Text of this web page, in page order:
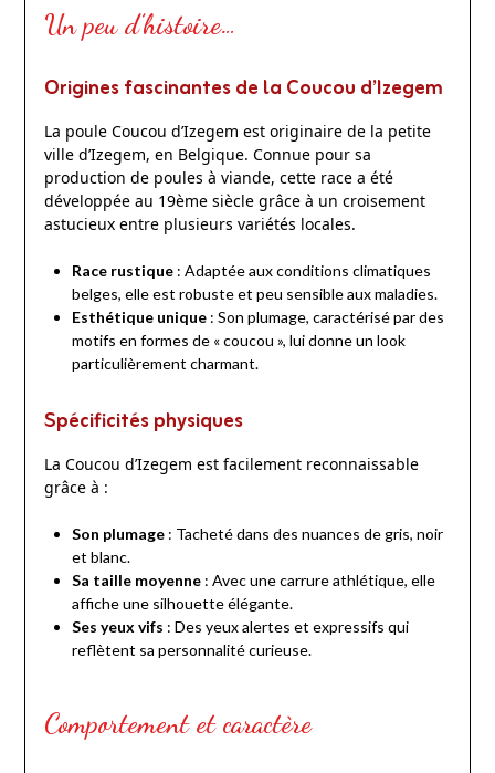
Un peu d’histoire…
Origines fascinantes de la Coucou d’Izegem
La poule Coucou d’Izegem est originaire de la petite
ville d’Izegem, en Belgique. Connue pour sa
production de poules à viande, cette race a été
développée au 19ème siècle grâce à un croisement
astucieux entre plusieurs variétés locales.
Race rustique: Adaptée aux conditions climatiques
belges, elle est robuste et peu sensible aux maladies.
Esthétique unique: Son plumage, caractérisé par des
motifs en formes de « coucou », lui donne un look
particulièrement charmant.
Spécificités physiques
La Coucou d’Izegem est facilement reconnaissable
grâce à :
Son plumage: Tacheté dans des nuances de gris, noir
et blanc.
Sa taille moyenne: Avec une carrure athlétique, elle
affiche une silhouette élégante.
Ses yeux vifs : Des yeux alertes et expressifs qui
reflètent sa personnalité curieuse.
Comportement et caractère